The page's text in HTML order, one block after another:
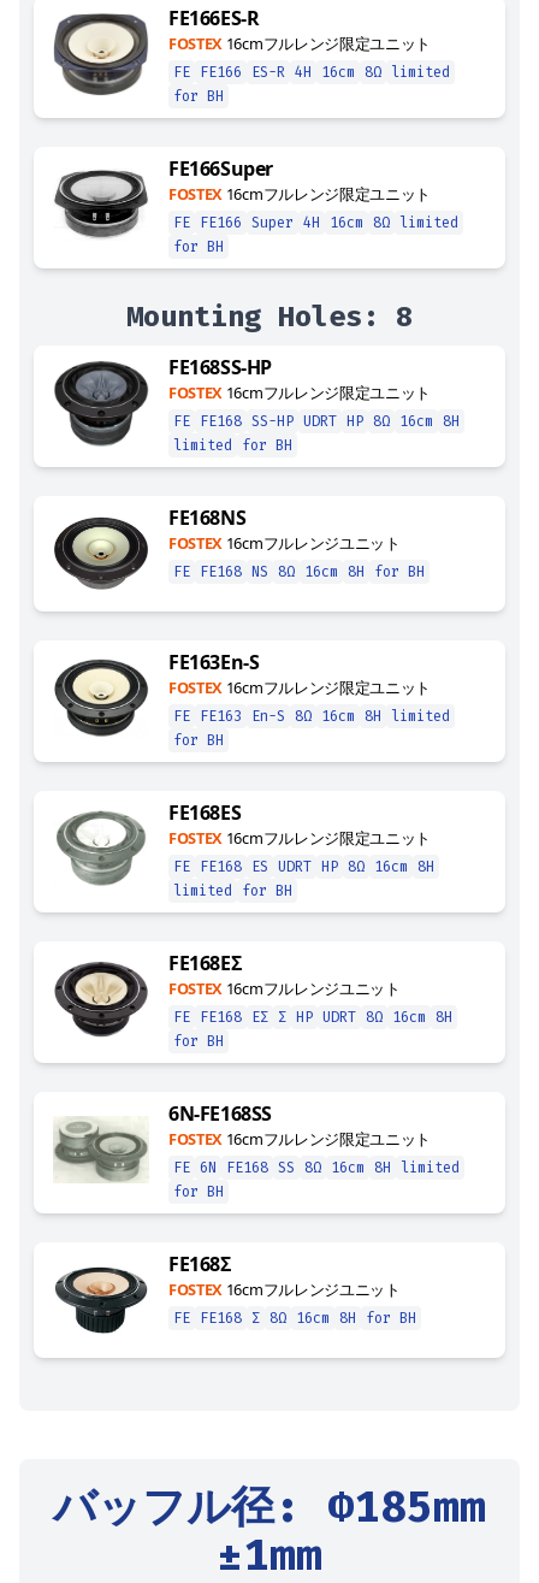
FE166ES-R
FOSTEX 16cmフルレンジ限定ユニット
FE FE166 ES-R 4H 16cm 8Ω
limited
for BH
FE166Super
FOSTEX 16cmフルレンジ限定ユニット
FE FE166 Super 4H 16cm 8Ω
limited
for BH
Mounting Holes: 8
FE168SS-HP
FOSTEX 16cmフルレンジ限定ユニット
FE FE168 SS-HP UDRT HP 8Ω 16cm
8H
limited
for BH
FE168NS
FOSTEX 16cmフルレンジユニット
FE FE168 NS 8Ω 16cm 8H for BH
FE163En-S
FOSTEX 16cmフルレンジ限定ユニット
FE FE163 En-S 8Ω 16cm 8H
limited
for BH
FE168ES
FOSTEX 16cmフルレンジ限定ユニット
FE FE168 ES UDRT HP 8Ω 16cm
8H
limited
for BH
FE168EΣ
FOSTEX 16cmフルレンジユニット
FE FE168 EΣ Σ HP UDRT 8Ω 16cm
8H
for BH
6N-FE168SS
FOSTEX 16cmフルレンジ限定ユニット
FE 6N FE168 SS 8Ω 16cm 8H
limited
for BH
FE168Σ
FOSTEX 16cmフルレンジユニット
FE FE168 Σ 8Ω 16cm 8H for BH
バッフル径: Φ185mm
±1mm